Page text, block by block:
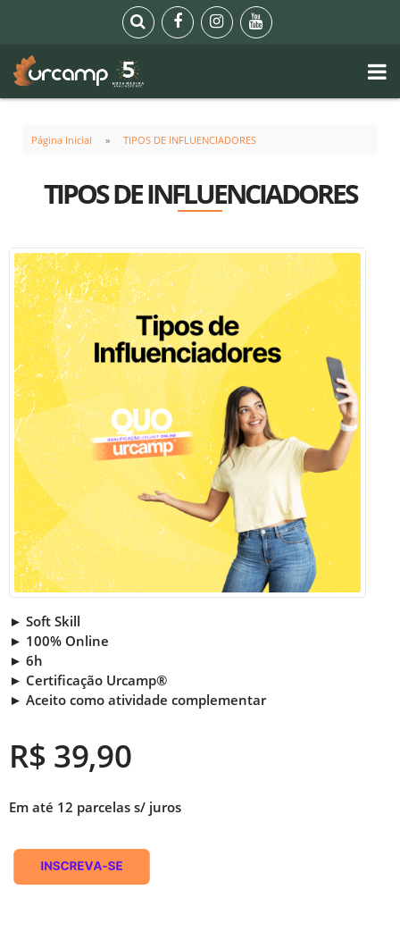
Página Inicial TIPOS DE INFLUENCIADORES
TIPOS DE INFLUENCIADORES
► Soft Skill
► 100% Online
► 6h
► Certificação Urcamp®
► Aceito como atividade complementar
R$ 39,90
Em até 12 parcelas s/ juros